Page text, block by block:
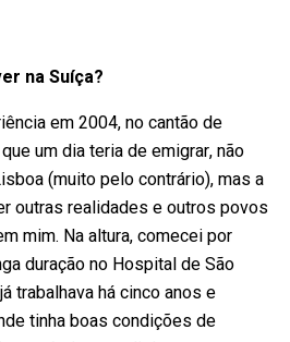
na Suíça?
em 2004, no cantão de
um dia teria de emigrar, não
(muito pelo contrário), mas a
outras realidades e outros povos
mim. Na altura, comecei por
duração no Hospital de São
trabalhava há cinco anos e
tinha boas condições de